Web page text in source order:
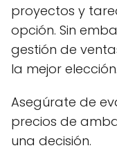
proyectos y
opción. Sin
gestión de
la mejor elección.
Asegúrate de
precios de
una decisión.